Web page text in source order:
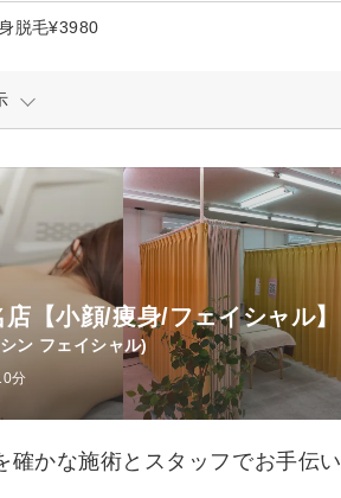
脱毛¥3980
【小顔/痩身/フェイシャル】
ン フェイシャル)
分
かな施術とスタッフでお手伝